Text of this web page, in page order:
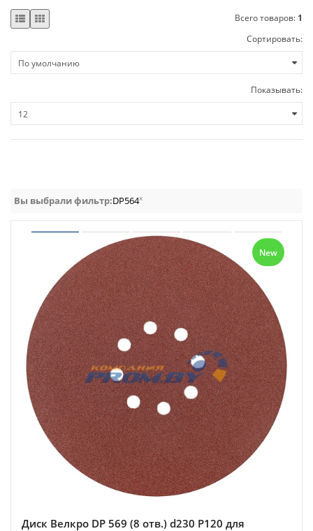
Всего товаров: 1
Сортировать:
Показывать:
Вы выбрали фильтр:DP564x
New
Диск Велкро DP 569 (8 отв.) d230 P120 для